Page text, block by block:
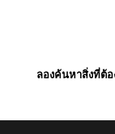
ลองค้นหาสิ่งที่ต้อ